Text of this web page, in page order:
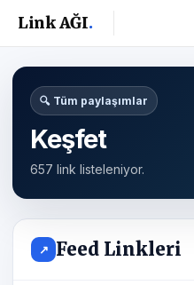
Link AĞI.
🔍 Tüm paylaşımlar
Keşfet
657 link listeleniyor.
↗ Feed Linkleri